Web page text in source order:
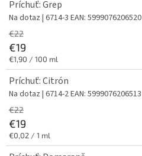
Príchuť: Grep
Na dotaz | 6714-3 EAN: 5999076206520
€22
€19
Jednotková
cena:
€1,90 / 100 ml
Príchuť: Citrón
Na dotaz | 6714-2EAN: 5999076206513
€22
€19
Jednotková
cena:
€0,02 / 1 ml